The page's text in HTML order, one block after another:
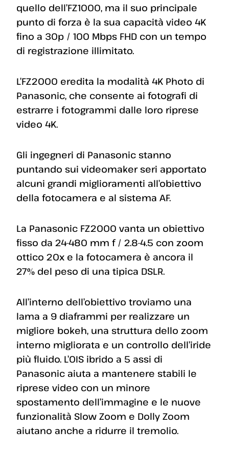
quello dell’FZ1000, ma il suo principale
punto di forza è la sua capacità video 4K
fino a 30p / 100 Mbps FHD con un tempo
di registrazione illimitato.
L’FZ2000 eredita la modalità 4K Photo di
Panasonic, che consente ai fotografi di
estrarre i fotogrammi dalle loro riprese
video 4K.
Gli ingegneri di Panasonic stanno
puntando sui videomaker seri apportato
alcuni grandi miglioramenti all’obiettivo
della fotocamera e al sistema AF.
La Panasonic FZ2000 vanta un obiettivo
fisso da 24-480 mm f / 2.8-4.5 con zoom
ottico 20x e la fotocamera è ancora il
27% del peso di una tipica DSLR.
All’interno dell’obiettivo troviamo una
lama a 9 diaframmi per realizzare un
migliore bokeh, una struttura dello zoom
interno migliorata e un controllo dell’iride
più fluido. L’OIS ibrido a 5 assi di
Panasonic aiuta a mantenere stabili le
riprese video con un minore
spostamento dell’immagine e le nuove
funzionalità Slow Zoom e Dolly Zoom
aiutano anche a ridurre il tremolio.